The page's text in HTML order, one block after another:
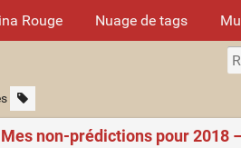
Rouge Nuage de tags
Mes non-prédictions pour 2018